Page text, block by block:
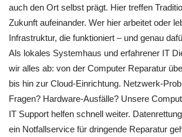
auch den Ort selbst prägt. Hier treffen
Zukunft aufeinander. Wer hier arbeitet oder
Infrastruktur, die funktioniert – und genau
Als lokales Systemhaus und erfahrener IT
wir alles ab: von der Computer Reparatur
bis hin zur Cloud-Einrichtung. Netzwerk-
Fragen? Hardware-Ausfälle? Unsere
IT Support helfen schnell weiter.
ein Notfallservice für dringende Reparatur